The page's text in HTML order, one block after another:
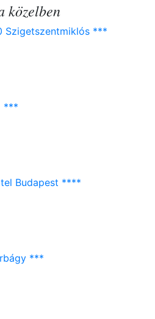
közelben
***
***
Budapest ****
***